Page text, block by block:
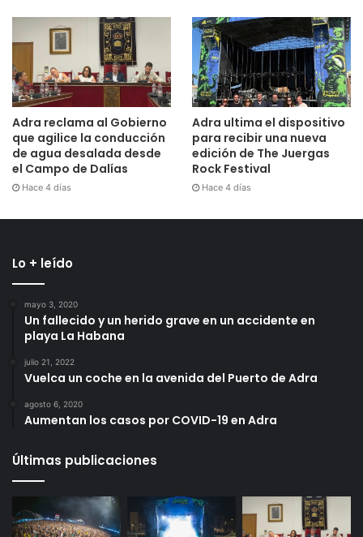
Adra reclama al Gobierno
que agilice la conducción
de agua desalada desde
el Campo de Dalías
Hace 4 días
Adra ultima el dispositivo
para recibir una nueva
edición de The Juergas
Rock Festival
Hace 4 días
Lo + leído
mayo 3, 2020
Un fallecido y un herido grave en un accidente en
playa La Habana
julio 21, 2022
Vuelca un coche en la avenida del Puerto de Adra
agosto 6, 2020
Aumentan los casos por COVID-19 en Adra
Últimas publicaciones